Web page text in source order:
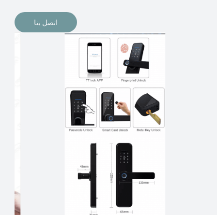
اتصل بنا